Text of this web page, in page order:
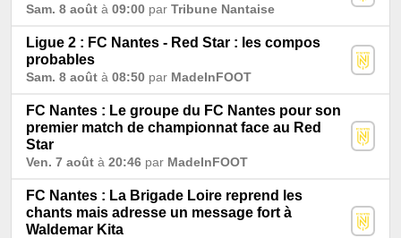
Sam. 8 août à 09:00 par Tribune Nantaise
Ligue 2 : FC Nantes - Red Star : les compos
probables
Sam. 8 août à 08:50 par MadeInFOOT
FC Nantes : Le groupe du FC Nantes pour son
premier match de championnat face au Red
Star
Ven. 7 août à 20:46 par MadeInFOOT
FC Nantes : La Brigade Loire reprend les
chants mais adresse un message fort à
Waldemar Kita